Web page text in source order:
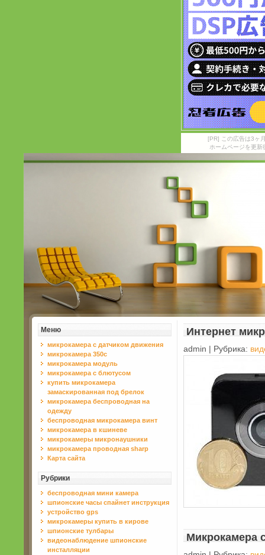
[PR] この広告は3ヶ
ホームページを更
Меню
микрокамера с датчиком движения
микрокамера 350с
микрокамера модуль
микрокамера с блютусом
купить микрокамера
замаскированная под брелок
микрокамера беспроводная на
одежду
беспроводная микрокамера винт
микрокамера в кшиневе
микрокамеры микронаушники
микрокамера проводная sharp
Карта сайта
Рубрики
беспроводная мини камера
шпионские часы спайнет инструкция
устройство gps
микрокамеры купить в кирове
шпионские тулбары
видеонаблюдение шпионские
инсталляции
Интернет
admin | Рубрика:
Микрокамера